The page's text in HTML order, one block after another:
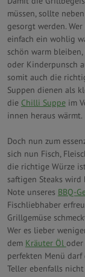
müssen, sollte
gesorgt werden.
einfach ein wohlig
schön warm
oder Kinderpunsch
somit auch die
Suppen dienen als
die Chilli Suppeim
innen heraus wärmt.
Doch nun zum
sich nun Fisch,
die richtige Würze
saftigen Steaks
Note unseres BBQ-
Fischliebhaber
Grillgemüse
Wer es lieber
dem Kräuter Öl
perfekten Menü
Teller ebenfalls